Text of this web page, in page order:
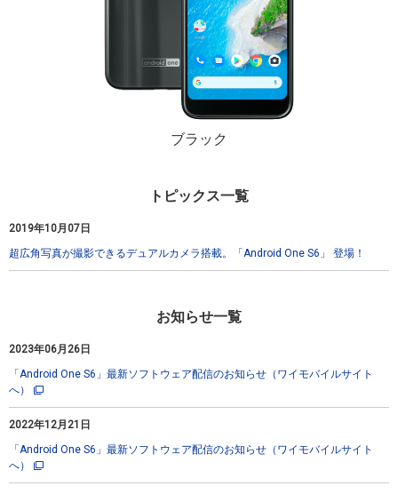
ブラック
トピックス一覧
2019年10月07日
超広角写真が撮影できるデュアルカメラ搭載。「Android One S6」 登場！
お知らせ一覧
2023年06月26日
「Android One S6」最新ソフトウェア配信のお知らせ（ワイモバイルサイト
へ）
2022年12月21日
「Android One S6」最新ソフトウェア配信のお知らせ（ワイモバイルサイト
へ）